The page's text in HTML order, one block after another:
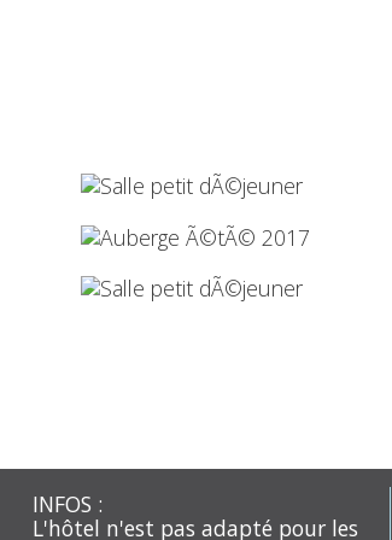
INFOS :
L'hôtel n'est pas adapté pour les